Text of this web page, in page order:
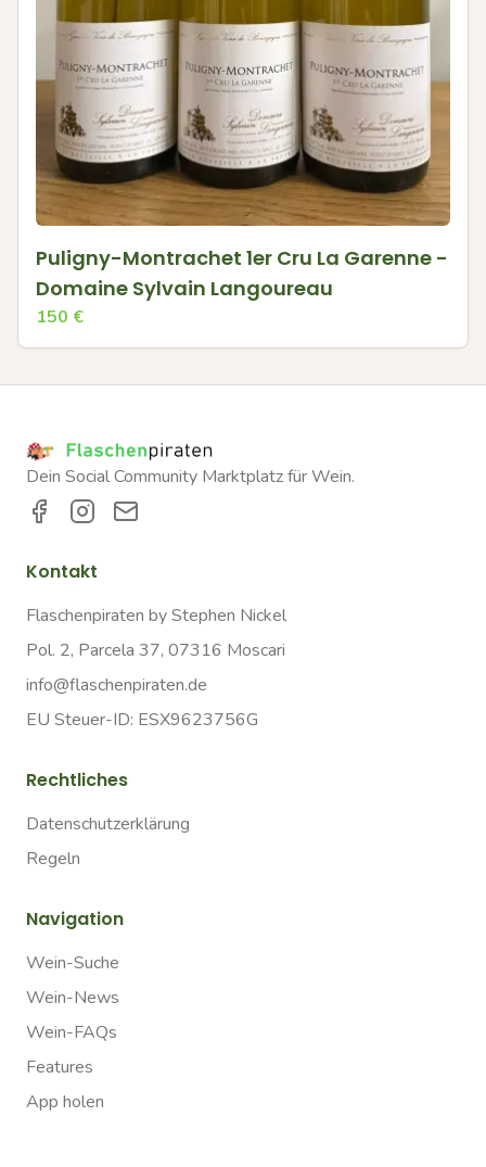
Puligny-Montrachet 1er Cru La Garenne -
Domaine Sylvain Langoureau
150 €
Dein Social Community Marktplatz für Wein.
Kontakt
Flaschenpiraten by Stephen Nickel
Pol. 2, Parcela 37, 07316 Moscari
info@flaschenpiraten.de
EU Steuer-ID: ESX9623756G
Rechtliches
Datenschutzerklärung
Regeln
Navigation
Wein-Suche
Wein-News
Wein-FAQs
Features
App holen